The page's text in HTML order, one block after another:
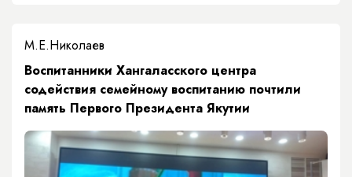
М.Е.Николаев
​Воспитанники Хангаласского центра
содействия семейному воспитанию почтили
память Первого Президента Якутии